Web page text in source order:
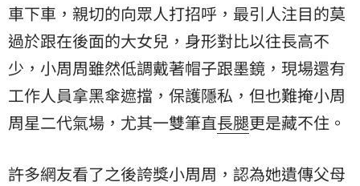
車下車，親切的向眾人打招呼，最引人注目的莫
過於跟在後面的大女兒，身形對比以往長高不
少，小周周雖然低調戴著帽子跟墨鏡，現場還有
工作人員拿黑傘遮擋，保護隱私，但也難掩小周
周星二代氣場，尤其一雙筆直長腿更是藏不住。
許多網友看了之後誇獎小周周，認為她遺傳父母